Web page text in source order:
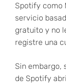
Spotify como
servicio
gratuito y no
registre una
Sin embargo,
de Spotify